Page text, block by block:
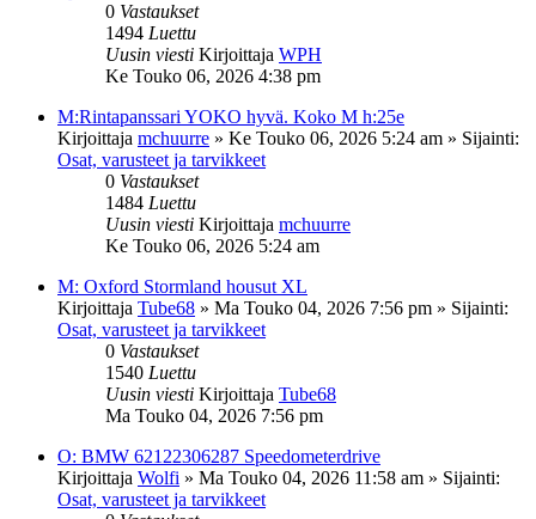
0 Vastaukset
1494 Luettu
Uusin viesti Kirjoittaja WPH
Ke Touko 06, 2026 4:38 pm
M:Rintapanssari YOKO hyvä. Koko M h:25e
Kirjoittaja mchuurre » Ke Touko 06, 2026 5:24 am » Sijainti:
Osat, varusteet ja tarvikkeet
0 Vastaukset
1484 Luettu
Uusin viesti Kirjoittaja mchuurre
Ke Touko 06, 2026 5:24 am
M: Oxford Stormland housut XL
Kirjoittaja Tube68 » Ma Touko 04, 2026 7:56 pm » Sijainti:
Osat, varusteet ja tarvikkeet
0 Vastaukset
1540 Luettu
Uusin viesti Kirjoittaja Tube68
Ma Touko 04, 2026 7:56 pm
O: BMW 62122306287 Speedometerdrive
Kirjoittaja Wolfi » Ma Touko 04, 2026 11:58 am » Sijainti:
Osat, varusteet ja tarvikkeet